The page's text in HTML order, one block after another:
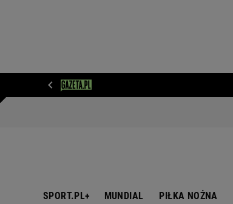
SPORT.PL+ MUNDIAL PIŁKA NOŻNA